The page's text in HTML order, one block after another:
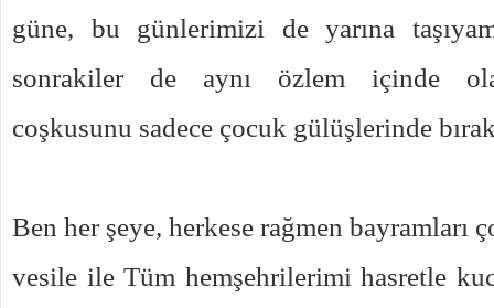
güne, bu günlerimizi de yarına
sonrakiler de aynı özlem içinde
coşkusunu sadece çocuk gülüşlerinde
Ben her şeye, herkese rağmen bayramları
vesile ile Tüm hemşehrilerimi hasretle